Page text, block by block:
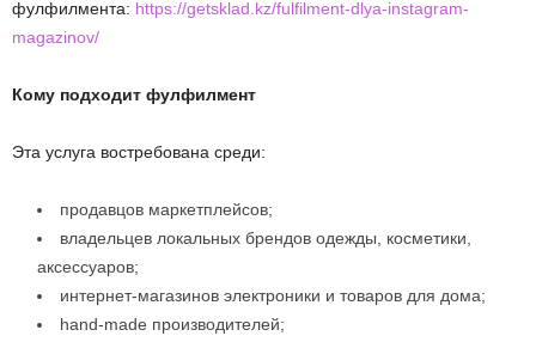
фулфилмента: https://getsklad.kz/fulfilment-dlya-instagram-
magazinov/
Кому подходит фулфилмент
Эта услуга востребована среди:
продавцов маркетплейсов;
владельцев локальных брендов одежды, косметики,
аксессуаров;
интернет-магазинов электроники и товаров для дома;
hand-made производителей;